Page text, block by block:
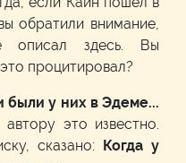
обратили внимание,
описал здесь. Вы
процитировал?
были у них в Эдеме...
это известно.
сказано:
Когда у